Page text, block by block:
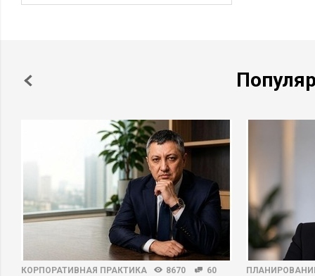
КОРПОРАТИВНАЯ ПРАКТИКА 8670 60